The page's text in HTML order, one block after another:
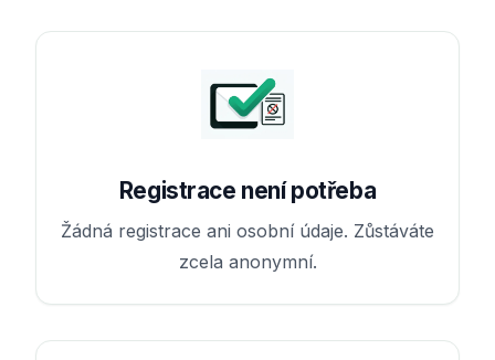
Registrace není potřeba
Žádná registrace ani osobní údaje. Zůstáváte
zcela anonymní.